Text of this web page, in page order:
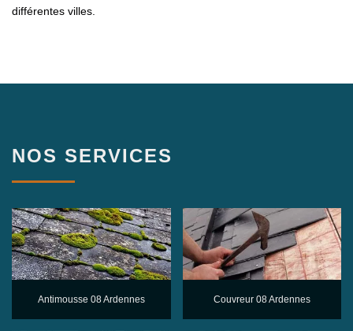
différentes villes.
NOS SERVICES
Antimousse 08 Ardennes Couvreur 08 Ardennes